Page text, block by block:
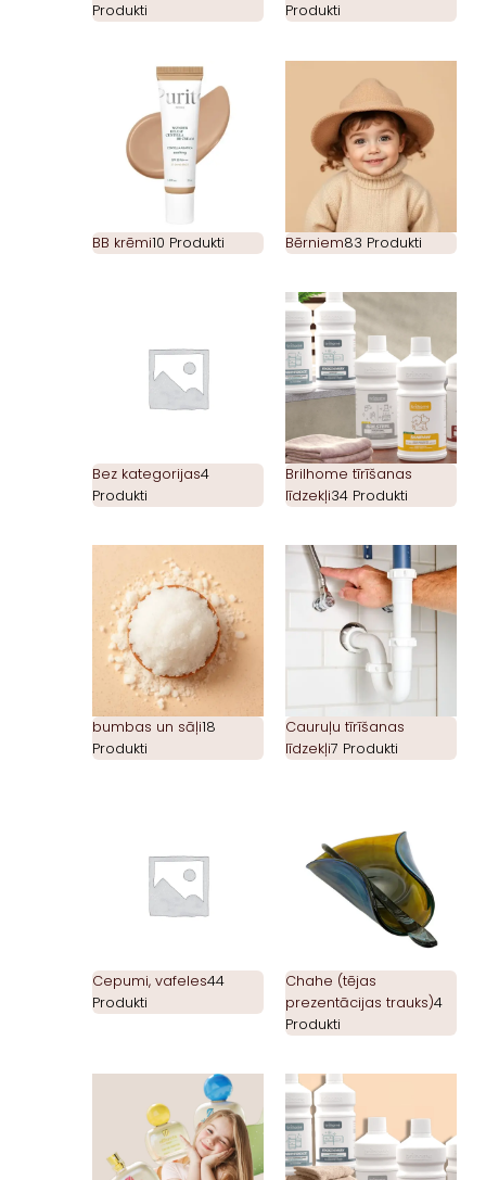
Produkti
Produkti
BB krēmi10 Produkti Bērniem83 Produkti
Bez kategorijas4
Produkti
Brilhome tīrīšanas
līdzekļi34 Produkti
bumbas un sāļi18
Produkti
Cauruļu tīrīšanas
līdzekļi7 Produkti
Cepumi, vafeles44
Produkti
Chahe (tējas
prezentācijas trauks)4
Produkti